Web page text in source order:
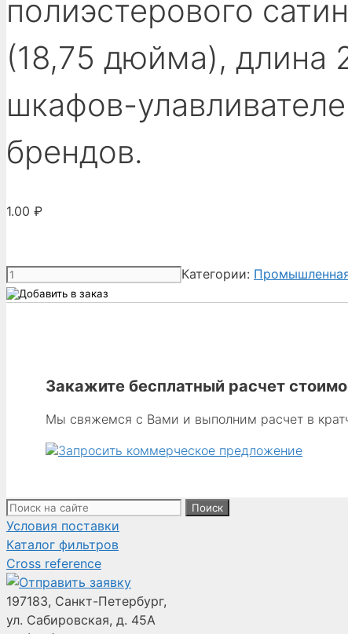
полиэстерового
(18,75 дюйма),
шкафов-
брендов.
1.00 ₽
Количество
товара
фильтр
полиэстерового
сатина,
(18,75 дюйма),
длина
266,70 мм
(10,50 дюйма).
Для
шкафов-
улавливателей
Категории:
Закажите бесплатный расчет
Мы свяжемся с Вами и выполним расчет в
Поиск:
Условия поставки
Каталог фильтров
Cross reference
197183, Санкт-Петербург,
ул. Сабировская, д. 45А